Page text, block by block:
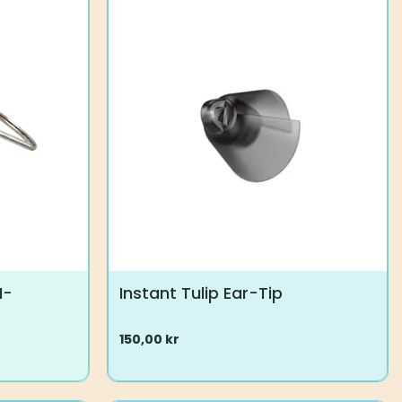
Instant Tulip Ear-Tip
150,00 kr
vare
har